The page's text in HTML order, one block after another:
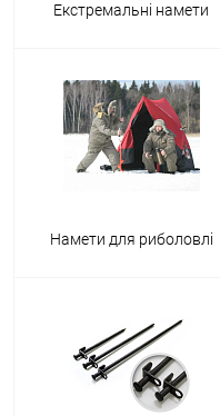
Екстремальні намети
Намети для риболовлі